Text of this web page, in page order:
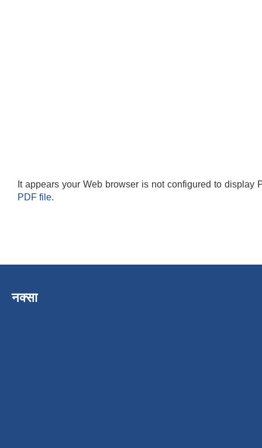
It appears your Web browser is not configured to display
PDF file.
नक्सा